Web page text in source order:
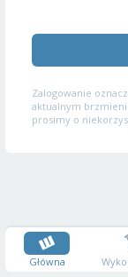
Zalogowanie
aktualnym
prosimy o
Główna